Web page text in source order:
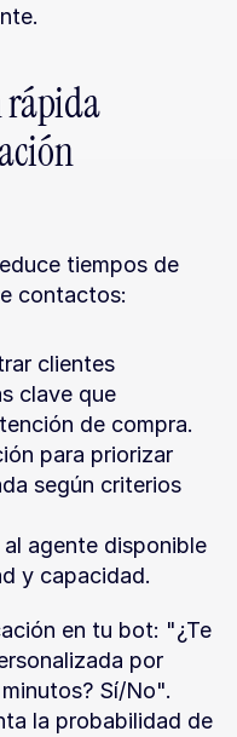
rápida
tiempos de
contactos:
clientes
clave que
de compra.
para priorizar
según criterios
agente disponible
y capacidad.
en tu bot: "¿Te
por
Sí/No".
la probabilidad de